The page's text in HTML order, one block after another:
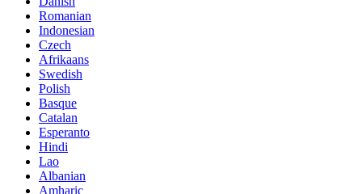
Romanian
Indonesian
Czech
Afrikaans
Swedish
Polish
Basque
Catalan
Esperanto
Hindi
Lao
Albanian
Amharic